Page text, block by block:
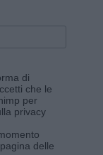
di
che le
per
privacy
delle